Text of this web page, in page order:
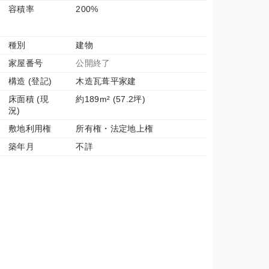
容積率 200%
種別
建物
家屋番号
公開終了
構造 (登記)
木造瓦葺平家建
床面積 (現
況)
約189m² (57.2坪)
敷地利用権
所有権・法定地上権
築年月
不詳